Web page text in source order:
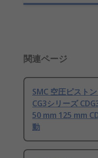
関連ページ
SMC 空圧ピスト
CG3シリーズ
50 mm 125 mm
動